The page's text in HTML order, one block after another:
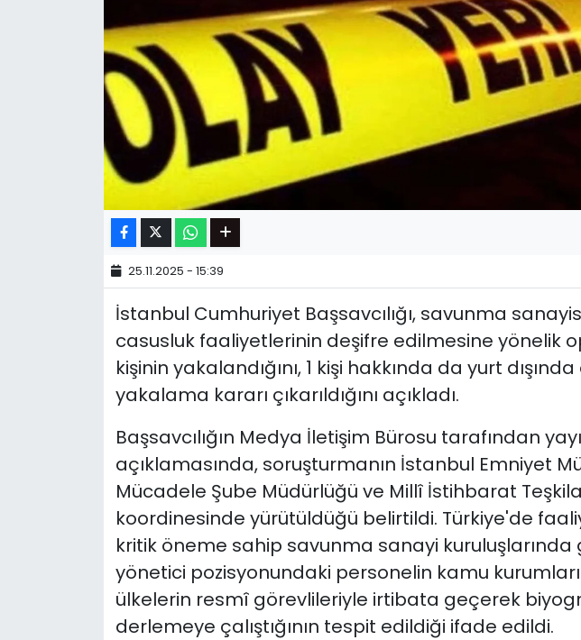
25.11.2025 - 15:39
İstanbul Cumhuriyet Başsavcılığı, savunma
casusluk faaliyetlerinin deşifre edilmesine yönelik
kişinin yakalandığını, 1 kişi hakkında da yurt
yakalama kararı çıkarıldığını açıkladı.
Başsavcılığın Medya İletişim Bürosu tarafından
açıklamasında, soruşturmanın İstanbul Emniyet
Mücadele Şube Müdürlüğü ve Millî İstihbarat
koordinesinde yürütüldüğü belirtildi. Türkiye'de
kritik öneme sahip savunma sanayi kuruluşlarında
yönetici pozisyonundaki personelin kamu
ülkelerin resmî görevlileriyle irtibata geçerek
derlemeye çalıştığının tespit edildiği ifade edildi.